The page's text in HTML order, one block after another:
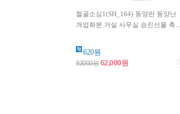
철골소심1(SH_164) 동양란 동양난
개업화분 거실 사무실 승진선물 축...
620원
82000원 62,000원